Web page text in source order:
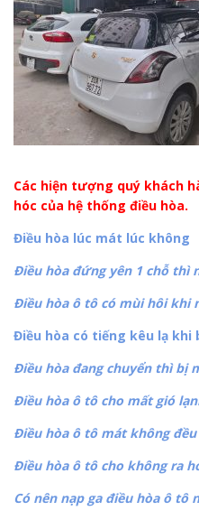
Các hiện tượng quý khách
hóc của hệ thống điều hòa.
Điều hòa lúc mát lúc không
Điều hòa đứng yên 1 chỗ thì
Điều hòa ô tô có mùi hôi khi
Điều hòa có tiếng kêu lạ khi
Điều hòa đang chuyển thì bị
Điều hòa ô tô cho mất gió
Điều hòa ô tô mát không đều
Điều hòa ô tô cho không ra
Có nên nạp ga điều hòa ô tô